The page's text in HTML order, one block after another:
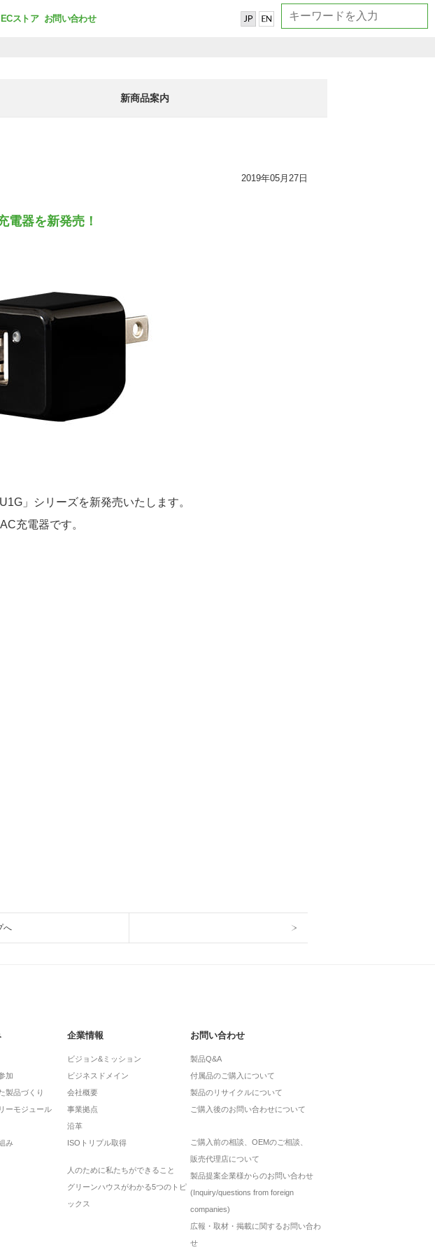
ECストア お問い合わせ
新商品案内
2019年05月27日
電器を新発売！
」シリーズを新発売いたします。
充電器です。
へ
加
製品づくり
ーモジュール
み
企業情報
ビジョン&ミッション
ビジネスドメイン
会社概要
事業拠点
沿革
ISOトリプル取得
人のために私たちができること
グリーンハウスがわかる5つのトピ
ックス
お問い合わせ
製品Q&A
付属品のご購入について
製品のリサイクルについて
ご購入後のお問い合わせについて
ご購入前の相談、OEMのご相談、
販売代理店について
製品提案企業様からのお問い合わせ
(Inquiry/questions from foreign
companies)
広報・取材・掲載に関するお問い合わ
せ